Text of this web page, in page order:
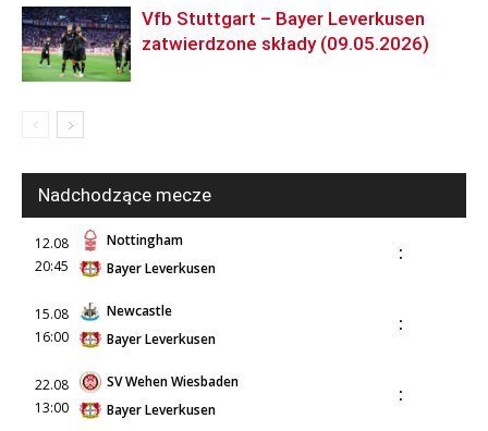
Vfb Stuttgart – Bayer Leverkusen
zatwierdzone składy (09.05.2026)
Nadchodzące mecze
12.08
20:45
Nottingham
Bayer Leverkusen
:
15.08
16:00
Newcastle
Bayer Leverkusen
:
22.08
13:00
SV Wehen Wiesbaden
Bayer Leverkusen
: